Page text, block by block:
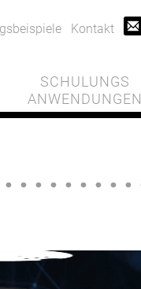
Kontakt
SCHULUNGS
ANWENDUNGEN